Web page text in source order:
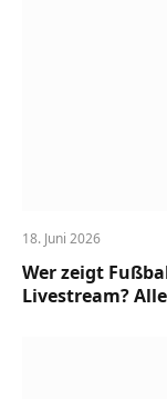
18. Juni 2026
Wer zeigt
Livestream?